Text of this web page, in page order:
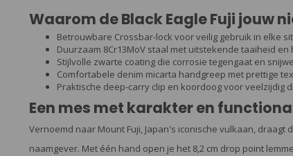
Waarom de Black Eagle Fuji jouw
Betrouwbare Crossbar-lock voor veilig gebruik in elke
Duurzaam 8Cr13MoV staal met uitstekende taaiheid
Stijlvolle zwarte coating die corrosie tegengaat en
Comfortabele denim micarta handgreep met prettige
Praktische deep-carry clip en koordoog voor veelzijdig
Een mes met karakter en
Vernoemd naar Mount Fuji, Japan's iconische vulkaan,
naamgever. Met één hand open je het 8,2 cm drop point